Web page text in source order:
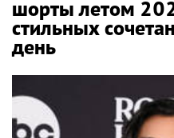
шорты летом
стильных
день